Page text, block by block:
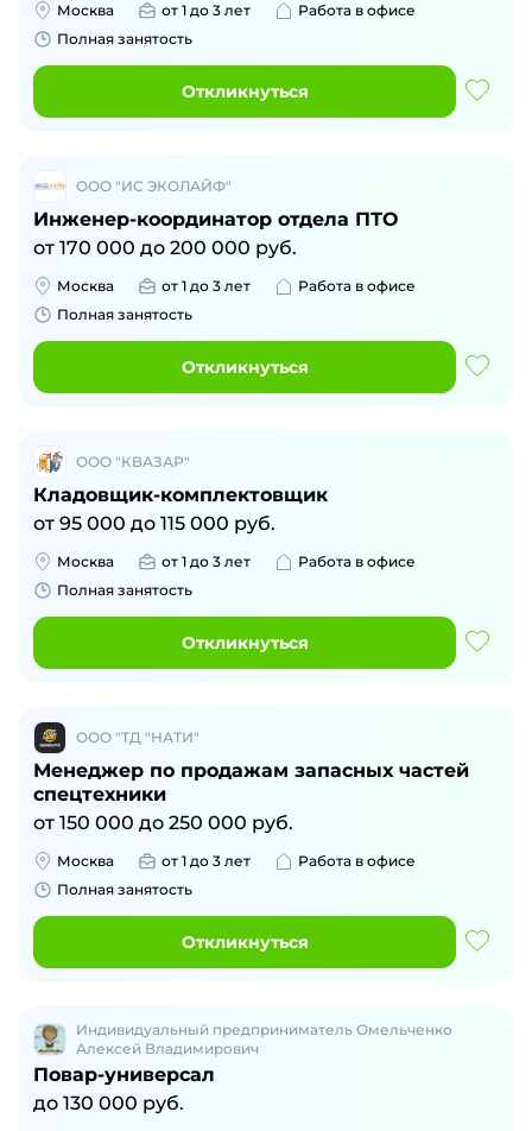
Москва от 1 до 3 лет
Работа в офисе
Полная занятость
Откликнуться
ООО "ИС ЭКОЛАЙФ"
Инженер-координатор отдела ПТО
от 170 000 до 200 000 руб.
Москва от 1 до 3 лет
Работа в офисе
Полная занятость
Откликнуться
ООО "КВАЗАР"
Кладовщик-комплектовщик
от 95 000 до 115 000 руб.
Москва от 1 до 3 лет
Работа в офисе
Полная занятость
Откликнуться
ООО "ТД "НАТИ"
Менеджер по продажам запасных частей
спецтехники
от 150 000 до 250 000 руб.
Москва от 1 до 3 лет
Работа в офисе
Полная занятость
Откликнуться
Индивидуальный предприниматель Омельченко
Алексей Владимирович
Повар-универсал
до 130 000 руб.